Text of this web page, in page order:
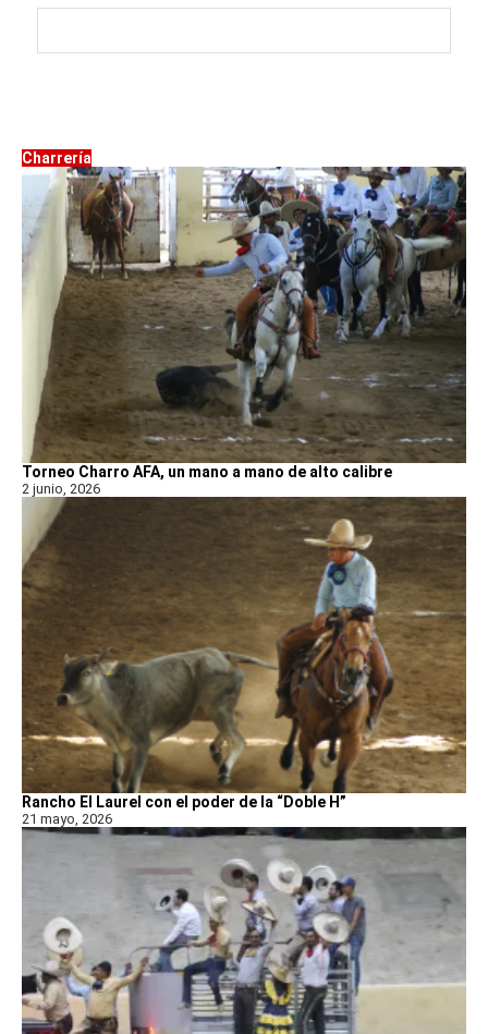
Charrería
Torneo Charro AFA, un mano a mano de alto calibre
2 junio, 2026
Rancho El Laurel con el poder de la “Doble H”
21 mayo, 2026